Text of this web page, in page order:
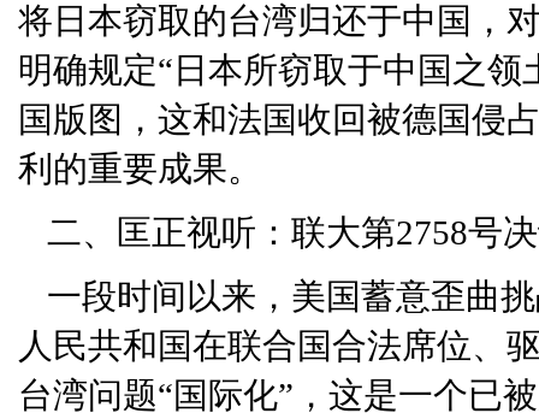
将日本窃取的台湾归还于中国，
明确规定“日本所窃取于中国之
国版图，这和法国收回被德国侵
利的重要成果。
二、匡正视听：联大第2758号
一段时间以来，美国蓄意歪曲
人民共和国在联合国合法席位、
台湾问题“国际化”，这是一个已